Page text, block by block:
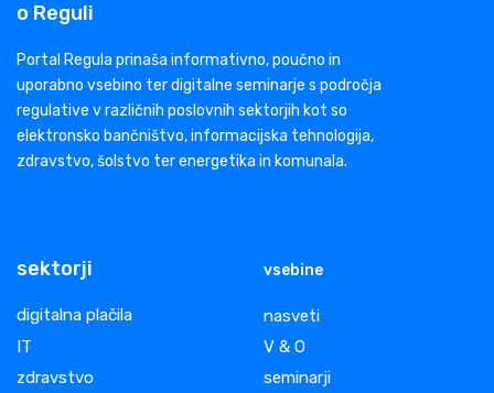
o Reguli
Portal Regula prinaša informativno, poučno in
uporabno vsebino ter digitalne seminarje s področja
regulative v različnih poslovnih sektorjih kot so
elektronsko bančništvo, informacijska tehnologija,
zdravstvo, šolstvo ter energetika in komunala.
sektorji
digitalna plačila
IT
zdravstvo
vsebine
nasveti
V & O
seminarji